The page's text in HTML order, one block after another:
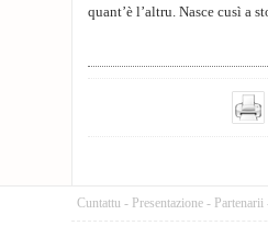
quant’è l’altru. Nasce cusì a
Cuntattu - Presentazione - Partenarii